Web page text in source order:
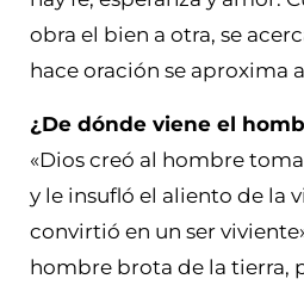
obra el bien a otra, se
hace oración se aproxima
¿De dónde viene el
«Dios creó al hombre
y le insufló el aliento de la
convirtió en un ser
hombre brota de la tierra,